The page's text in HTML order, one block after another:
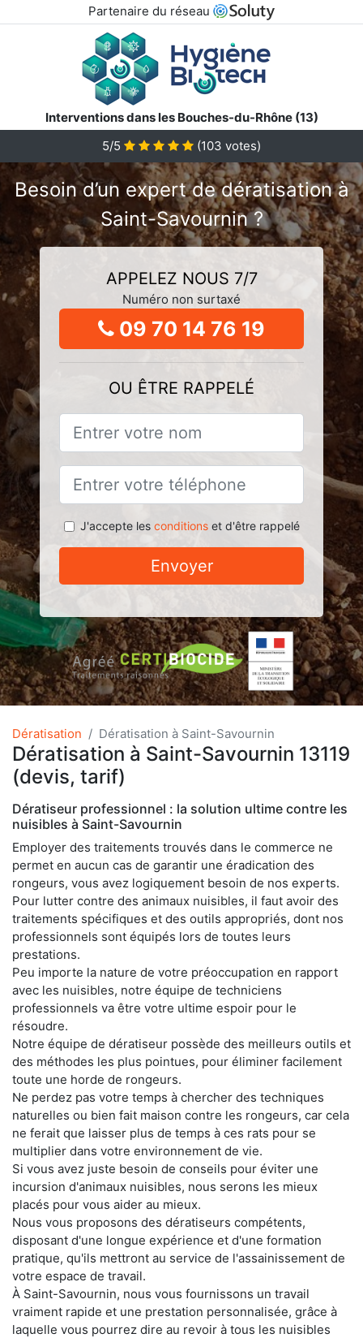
Partenaire du réseau
Interventions dans les Bouches-du-Rhône (13)
5/5
(103 votes)
Besoin d’un expert de dératisation à
Saint-Savournin ?
APPELEZ NOUS 7/7
Numéro non surtaxé
09 70 14 76 19
OU ÊTRE RAPPELÉ
J'accepte les conditionset d'être rappelé
Envoyer
Dératisation Dératisation à Saint-Savournin
Dératisation à Saint-Savournin 13119
(devis, tarif)
Dératiseur professionnel : la solution ultime contre les
nuisibles à Saint-Savournin
Employer des traitements trouvés dans le commerce ne
permet en aucun cas de garantir une éradication des
rongeurs, vous avez logiquement besoin de nos experts.
Pour lutter contre des animaux nuisibles, il faut avoir des
traitements spécifiques et des outils appropriés, dont nos
professionnels sont équipés lors de toutes leurs
prestations.
Peu importe la nature de votre préoccupation en rapport
avec les nuisibles, notre équipe de techniciens
professionnels va être votre ultime espoir pour le
résoudre.
Notre équipe de dératiseur possède des meilleurs outils et
des méthodes les plus pointues, pour éliminer facilement
toute une horde de rongeurs.
Ne perdez pas votre temps à chercher des techniques
naturelles ou bien fait maison contre les rongeurs, car cela
ne ferait que laisser plus de temps à ces rats pour se
multiplier dans votre environnement de vie.
Si vous avez juste besoin de conseils pour éviter une
incursion d'animaux nuisibles, nous serons les mieux
placés pour vous aider au mieux.
Nous vous proposons des dératiseurs compétents,
disposant d'une longue expérience et d'une formation
pratique, qu'ils mettront au service de l'assainissement de
votre espace de travail.
À Saint-Savournin, nous vous fournissons un travail
vraiment rapide et une prestation personnalisée, grâce à
laquelle vous pourrez dire au revoir à tous les nuisibles